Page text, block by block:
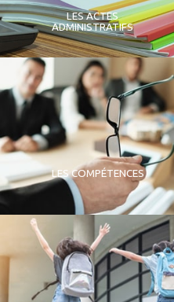
LES ACTES
ADMINISTRATIFS
LES COMPÉTENCES